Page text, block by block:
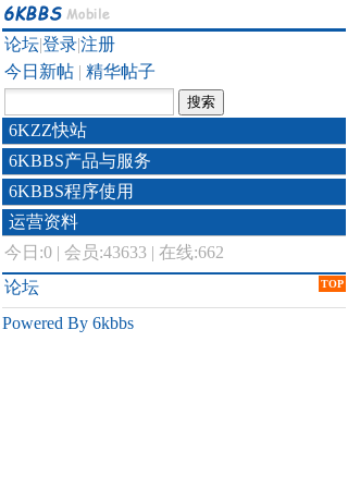
论坛|登录|注册
今日新帖 | 精华帖子
6KZZ快站
6KBBS产品与服务
6KBBS程序使用
运营资料
今日:0 | 会员:43633 | 在线:662
TOP
论坛
Powered By 6kbbs